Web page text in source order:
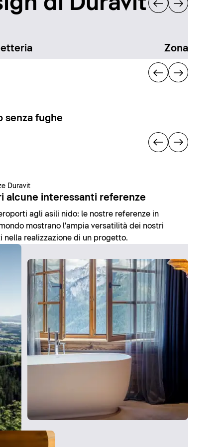
Zona doccia
senza fughe
Duravit
alcune interessanti referenze
agli asili nido: le nostre referenze in
mostrano l'ampia versatilità dei nostri
nella realizzazione di un progetto.